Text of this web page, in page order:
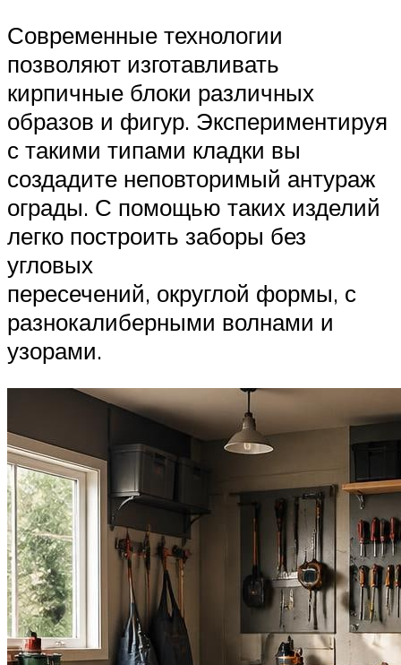
Современные технологии
позволяют изготавливать
кирпичные блоки различных
образов и фигур. Экспериментируя
с такими типами кладки вы
создадите неповторимый антураж
ограды. С помощью таких изделий
легко построить заборы без
угловых
пересечений, округлой формы, с
разнокалиберными волнами и
узорами.